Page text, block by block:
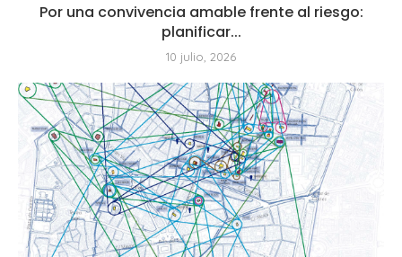
Por una convivencia amable frente al riesgo:
planificar...
10 julio, 2026